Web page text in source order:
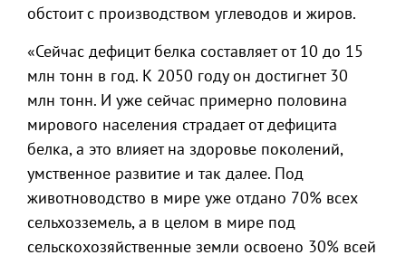
обстоит с производством углеводов и жиров.
«Сейчас дефицит белка составляет от 10 до 15
млн тонн в год. К 2050 году он достигнет 30
млн тонн. И уже сейчас примерно половина
мирового населения страдает от дефицита
белка, а это влияет на здоровье поколений,
умственное развитие и так далее. Под
животноводство в мире уже отдано 70% всех
сельхозземель, а в целом в мире под
сельскохозяйственные земли освоено 30% всей